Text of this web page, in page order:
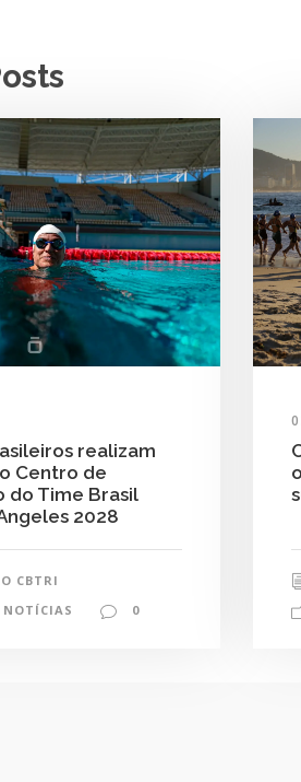
realizam
Centro de
do Time Brasil
2028
CBTRI
NOTÍCIAS 0